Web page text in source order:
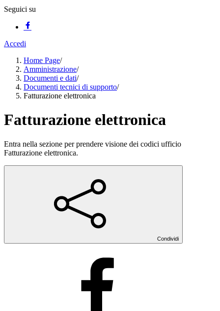
Seguici su
Accedi
Home Page/
Amministrazione/
Documenti e dati/
Documenti tecnici di supporto/
Fatturazione elettronica
Fatturazione elettronica
Entra nella sezione per prendere visione dei codici ufficio
Fatturazione elettronica.
Condividi